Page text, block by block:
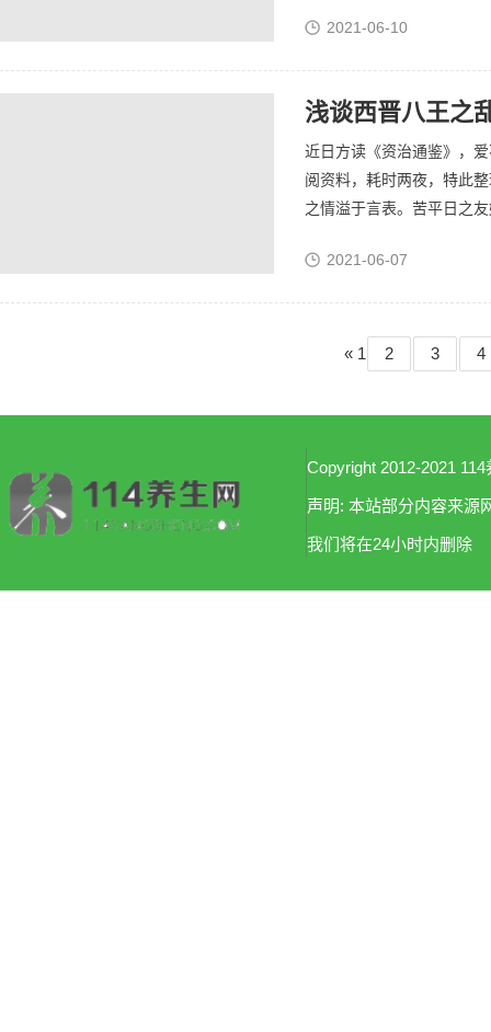
住李...2021-06-10
浅谈西晋八王之
近日方读《资治通鉴》，
阅资料，耗时两夜，特此
之情溢于言表。苦平日之
2021-06-07
« 1 2 3 4
Copyright 2012-2021
声明: 本站部分内容来源
我们将在24小时内删除